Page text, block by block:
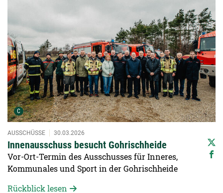
C Urheber der Grafik:
Innenausschuss besucht Gohrischheide
AUSSCHÜSSE 30.03.2026
Vor-Ort-Termin des Ausschusses für Inneres,
Kommunales und Sport in der Gohrischheide
Rückblick lesen